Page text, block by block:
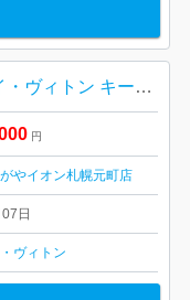
Louis Vuitton ルイ・ヴィトン キーポル45 M41428 モノグラム 札幌市 東区 元町
円
やイオン札幌元町店
日
ヴィトン